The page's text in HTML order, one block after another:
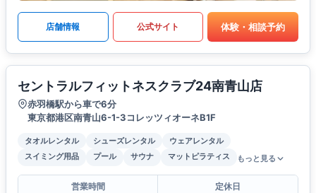
店舗情報 公式サイト 体験・相談予約
セントラルフィットネスクラブ24南青山店
赤羽橋駅から車で6分
東京都港区南青山6-1-3コレッツィオーネB1F
タオルレンタル シューズレンタル
ウェアレンタル
スイミング用品
プール サウナ マットピラティス もっと見る
営業時間
定休日